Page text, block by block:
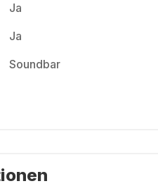
Ja
Ja
Soundbar